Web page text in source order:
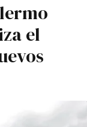
el